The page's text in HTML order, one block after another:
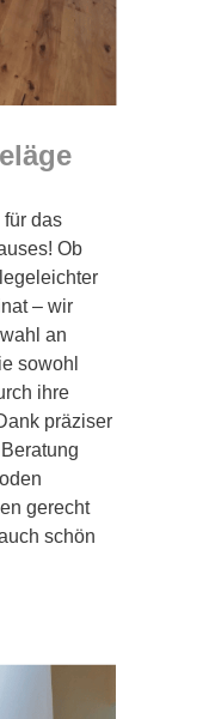
für das
Ob
– wir
an
sowohl
ihre
präziser
gerecht
schön